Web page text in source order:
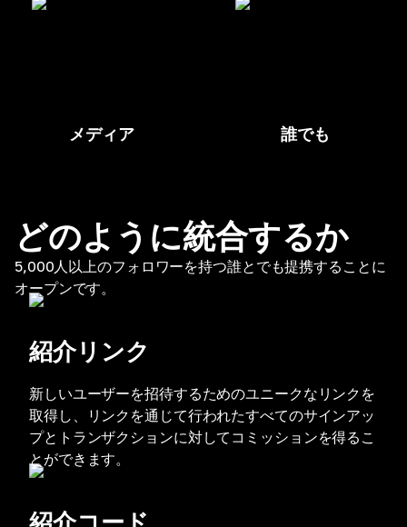
メディア 誰でも
どのように統合するか
5,000人以上のフォロワーを持つ誰とでも提携することに
オープンです。
紹介リンク
新しいユーザーを招待するためのユニークなリンクを
取得し、リンクを通じて行われたすべてのサインアッ
プとトランザクションに対してコミッションを得るこ
とができます。